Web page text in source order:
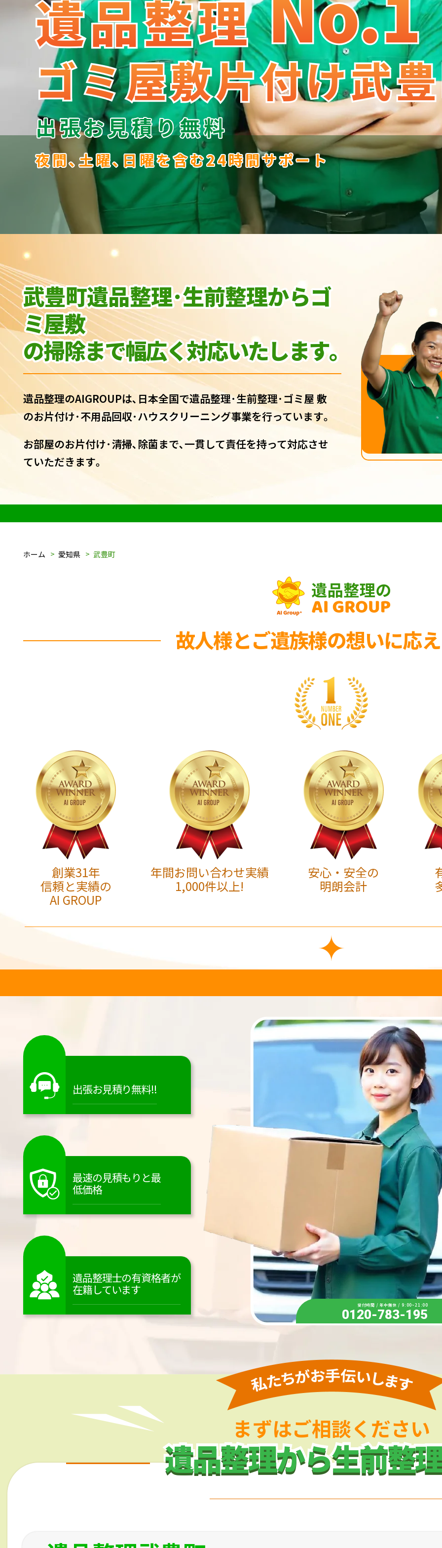
遺品整理
ゴミ屋敷片付け武
遺品整理
ゴミ屋敷片付け武
出張お見積り無料
夜間､土曜､日曜を含む24時間サポート
武豊町遺品整理･生前整理からゴ
ミ屋敷
の掃除まで幅広く対応いたします｡
遺品整理のAIGROUPは､日本全国で遺品整理･生前整理･ゴミ屋 敷
のお片付け･不用品回収･ハウスクリーニング事業を行っています｡
お部屋のお片付け･清掃､除菌まで､一貫して責任を持って対応させ
ていただきます｡
ホーム 愛知県 武豊町
故人様とご遺族様の想いに応
創業31年
信頼と実績の
AI GROUP
年間お問い合わせ実績
1,000件以上!
安心・安全の
明朗会計
出張お見積り無料!!
最速の見積もりと最
低価格
遺品整理士の有資格者が
在籍しています
受付時間 / 年中無休 / 9:00~21:00
0120-783-195
まずはご相談ください
遺品整理から生前整
遺品整理から生前整